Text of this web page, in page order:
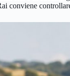
conviene